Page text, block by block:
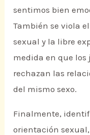
sentimos bien
También se viola
sexual y la libre
medida en que los
rechazan las
del mismo sexo.
Finalmente,
orientación